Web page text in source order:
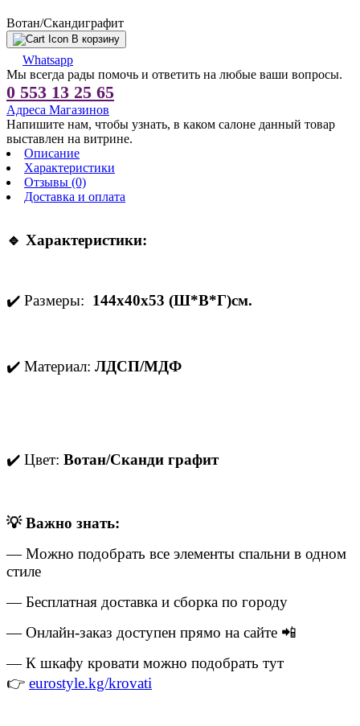
Вотан/Скандиграфит
В корзину
Whatsapp
Мы всегда рады помочь и ответить на любые ваши вопросы.
0 553 13 25 65
Адреса Магазинов
Напишите нам, чтобы узнать, в каком салоне данный товар
выставлен на витрине.
Описание
Характеристики
Отзывы (0)
Доставка и оплата
🔹 Характеристики:
✔️ Размеры: 144х40х53 (Ш*В*Г)см.
✔️ Материал: ЛДСП/МДФ
✔️ Цвет: Вотан/Сканди графит
💡 Важно знать:
— Можно подобрать все элементы спальни в одном
стиле
— Бесплатная доставка и сборка по городу
— Онлайн-заказ доступен прямо на сайте 📲
— К шкафу кровати можно подобрать тут
👉 eurostyle.kg/krovati